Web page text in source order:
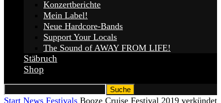
Konzertberichte
Mein Label!
Neue Hardcore-Bands
Support Your Locals
The Sound of AWAY FROM LIFE!
Stäbruch
Shop
Start News Festivals Booze Cruise Festival 2019 verkündet